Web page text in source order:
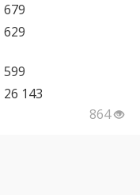
679
629
599
26 143
864